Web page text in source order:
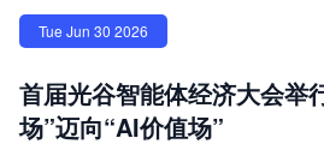
Tue Jun 30 2026
首届光谷智能体经济大会举
场”迈向“AI价值场”